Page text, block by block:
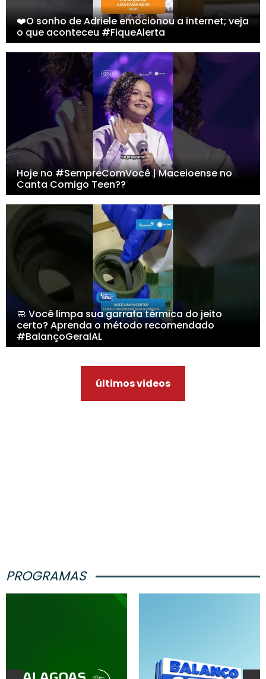
❤️O sonho de Adriele emocionou a internet; veja
o que aconteceu #FiqueAlerta
Hoje no #SempreComVocê | Maceioense no
Canta Comigo Teen??
🧼 Você limpa sua garrafa térmica do jeito
certo? Aprenda o método recomendado
#BalançoGeralAL
últimos videos
PROGRAMAS